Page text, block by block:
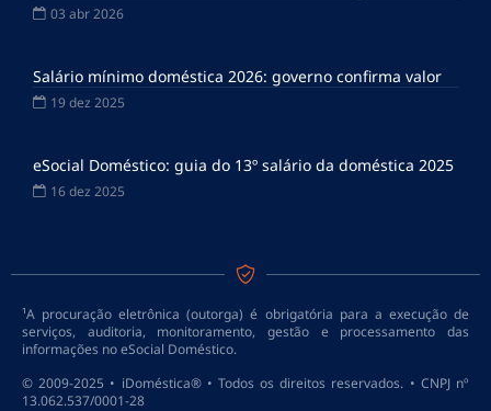
03 abr 2026
Salário mínimo doméstica 2026: governo confirma valor
19 dez 2025
eSocial Doméstico: guia do 13º salário da doméstica 2025
16 dez 2025
¹A procuração eletrônica (outorga) é obrigatória para a execução de
serviços, auditoria, monitoramento, gestão e processamento das
informações no eSocial Doméstico.
© 2009-2025 • iDoméstica® • Todos os direitos reservados. • CNPJ nº
13.062.537/0001-28